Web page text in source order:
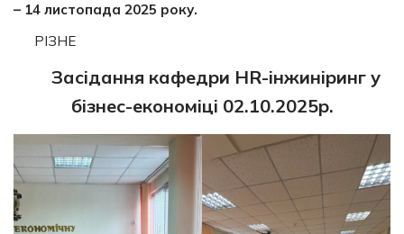
– 14 листопада 2025 року.
РІЗНЕ
Засідання кафедри HR-інжиніринг у
бізнес-економіці 02.10.2025р.